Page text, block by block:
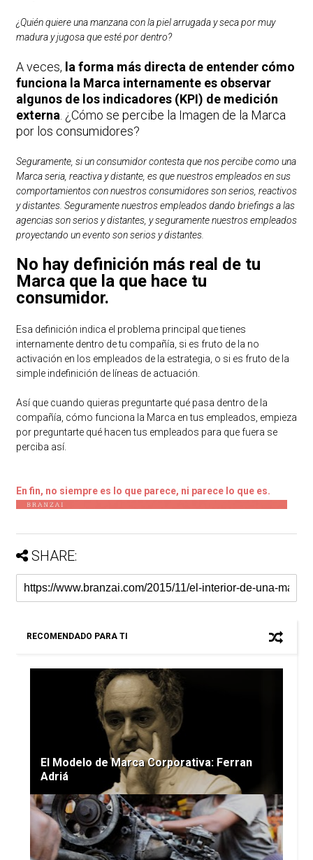
¿Quién quiere una manzana con la piel arrugada y seca por muy
madura y jugosa que esté por dentro?
A veces, la forma más directa de entender cómo
funciona la Marca internamente es observar
algunos de los indicadores (KPI) de medición
externa . ¿Cómo se percibe la Imagen de la Marca
por los consumidores?
Seguramente, si un consumidor contesta que nos percibe como una
Marca seria, reactiva y distante, es que nuestros empleados en sus
comportamientos con nuestros consumidores son serios, reactivos
y distantes. Seguramente nuestros empleados dando briefings a las
agencias son serios y distantes, y seguramente nuestros empleados
proyectando un evento son serios y distantes.
No hay definición más real de tu
Marca que la que hace tu
consumidor.
Esa definición indica el problema principal que tienes
internamente dentro de tu compañía, si es fruto de la no
activación en los empleados de la estrategia, o si es fruto de la
simple indefinición de líneas de actuación.
Así que cuando quieras preguntarte qué pasa dentro de la
compañía, cómo funciona la Marca en tus empleados, empieza
por preguntarte qué hacen tus empleados para que fuera se
perciba así.
En fin, no siempre es lo que parece, ni parece lo que es.
SHARE:
RECOMENDADO PARA TI
El Modelo de Marca Corporativa: Ferran
Adriá